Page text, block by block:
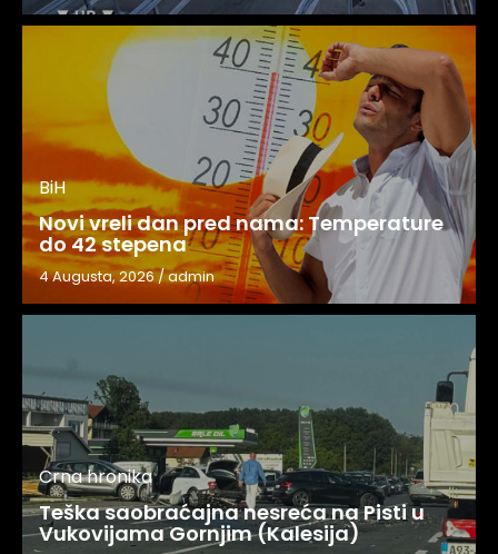
BiH
Novi vreli dan pred nama: Temperature
do 42 stepena
4 Augusta, 2026/admin
Crna hronika
Teška saobraćajna nesreća na Pisti u
Vukovijama Gornjim (Kalesija)